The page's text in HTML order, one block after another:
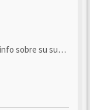
su sustitución